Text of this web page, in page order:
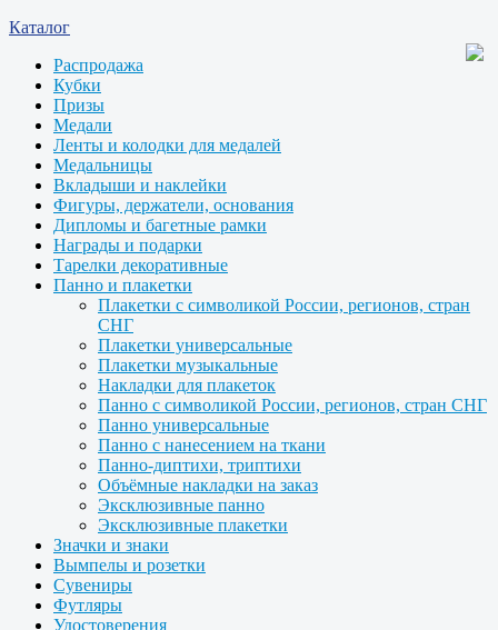
Каталог
Распродажа
Кубки
Призы
Медали
Ленты и колодки для медалей
Медальницы
Вкладыши и наклейки
Фигуры, держатели, основания
Дипломы и багетные рамки
Награды и подарки
Тарелки декоративные
Панно и плакетки
Плакетки с символикой России, регионов, стран
СНГ
Плакетки универсальные
Плакетки музыкальные
Накладки для плакеток
Панно с символикой России, регионов, стран СНГ
Панно универсальные
Панно с нанесением на ткани
Панно-диптихи, триптихи
Объёмные накладки на заказ
Эксклюзивные панно
Эксклюзивные плакетки
Значки и знаки
Вымпелы и розетки
Сувениры
Футляры
Удостоверения